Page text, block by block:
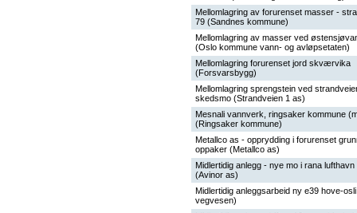
Mellomlagring av forurenset masser -
79 (Sandnes kommune)
Mellomlagring av masser ved
(Oslo kommune vann- og avløpsetaten)
Mellomlagring forurenset jord skværvika
(Forsvarsbygg)
Mellomlagring sprengstein ved
skedsmo (Strandveien 1 as)
Mesnali vannverk, ringsaker kommune
(Ringsaker kommune)
Metallco as - opprydding i forurenset
oppaker (Metallco as)
Midlertidig anlegg - nye mo i rana lufthavn
(Avinor as)
Midlertidig anleggsarbeid ny e39 hove-
vegvesen)